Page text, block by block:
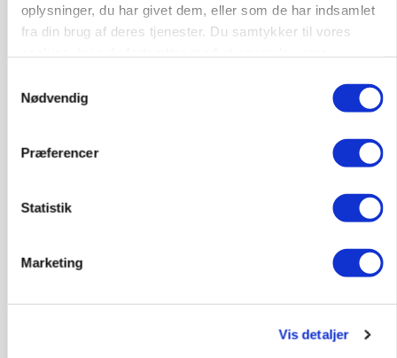
oplysninger, du har givet dem, eller som de har indsamlet
fra din brug af deres tjenester. Du samtykker til vores
Nødvendig
Præferencer
Statistik
Marketing
Vis detaljer
Elevplads tilbydes ved Ringkøbing /
Grise
06. aug.
Rørlægger / håndmand søges til
Anlæg
4690, Haslev NY 06. aug.